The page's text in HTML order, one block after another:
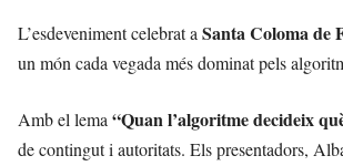
L’esdeveniment celebrat a Santa Coloma de
un món cada vegada més dominat pels
Amb el lema “Quan l’algoritme decideix
de contingut i autoritats. Els presentadors,